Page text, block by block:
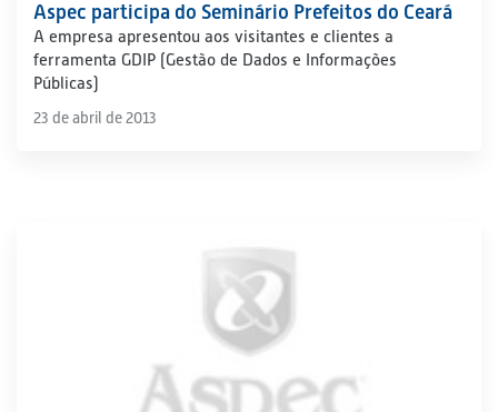
Aspec participa do Seminário Prefeitos do Ceará
A empresa apresentou aos visitantes e clientes a
ferramenta GDIP (Gestão de Dados e Informações
Públicas)
23 de abril de 2013